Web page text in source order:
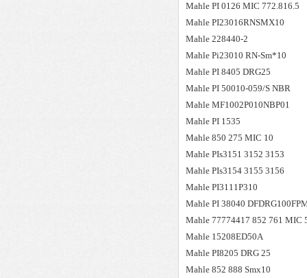
Mahle PI 0126 MIC 772.816.5
Mahle PI23016RNSMX10
Mahle 228440-2
Mahle Pi23010 RN-Sm*10
Mahle PI 8405 DRG25
Mahle PI 50010-059/S NBR
Mahle MF1002P010NBP01
Mahle PI 1535
Mahle 850 275 MIC 10
Mahle PIs3151 3152 3153
Mahle PIs3154 3155 3156
Mahle PI3111P310
Mahle PI 38040
Mahle 77774417 852 761 MIC
Mahle 15208ED50A
Mahle PI8205 DRG 25
Mahle 852 888 Smx10